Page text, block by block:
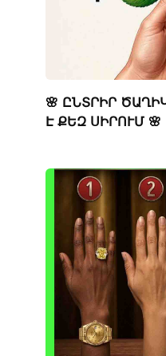
🌸 ԸՆՏՐԻՐ
Է ՔԵԶ ՍԻՐՈՒՄ 🌸